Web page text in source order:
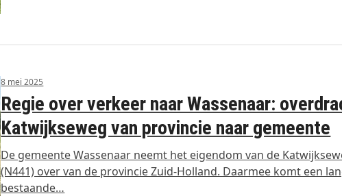
8 mei 2025
Regie over verkeer naar Wassenaar:
Katwijkseweg van provincie naar gemeente
De gemeente Wassenaar neemt het eigendom van de
(N441) over van de provincie Zuid-Holland. Daarmee komt een
bestaande…